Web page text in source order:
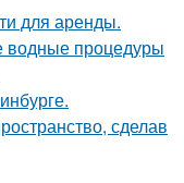
для аренды.
процедуры
сделав